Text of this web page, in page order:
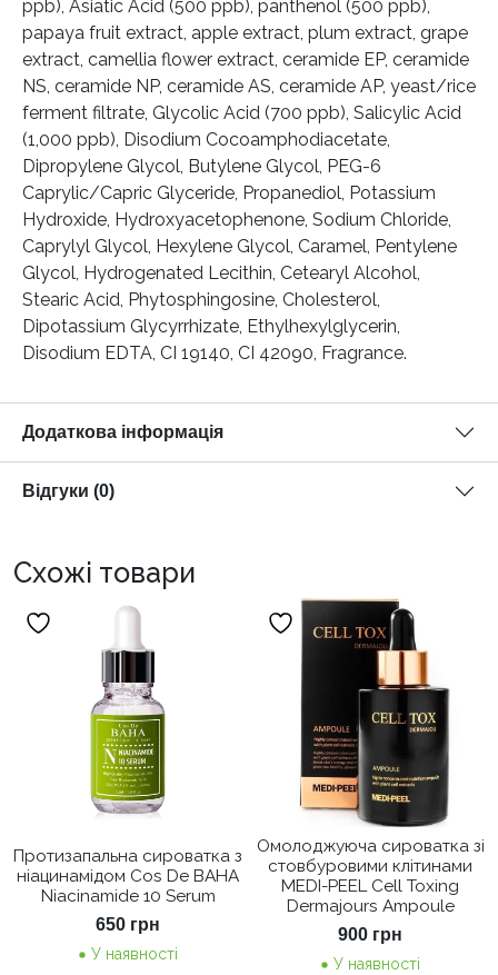
ppb), Asiatic Acid (500 ppb), panthenol (500 ppb),
papaya fruit extract, apple extract, plum extract, grape
extract, camellia flower extract, ceramide EP, ceramide
NS, ceramide NP, ceramide AS, ceramide AP, yeast/rice
ferment filtrate, Glycolic Acid (700 ppb), Salicylic Acid
(1,000 ppb), Disodium Cocoamphodiacetate,
Dipropylene Glycol, Butylene Glycol, PEG-6
Caprylic/Capric Glyceride, Propanediol, Potassium
Hydroxide, Hydroxyacetophenone, Sodium Chloride,
Caprylyl Glycol, Hexylene Glycol, Caramel, Pentylene
Glycol, Hydrogenated Lecithin, Cetearyl Alcohol,
Stearic Acid, Phytosphingosine, Cholesterol,
Dipotassium Glycyrrhizate, Ethylhexylglycerin,
Disodium EDTA, CI 19140, CI 42090, Fragrance.
Додаткова інформація
Відгуки (0)
Схожі товари
Протизапальна сироватка з
ніацинамідом Cos De BAHA
Niacinamide 10 Serum
650 грн
У наявності
Омолоджуюча сироватка зі
стовбуровими клітинами
MEDI-PEEL Cell Toxing
Dermajours Ampoule
900 грн
У наявності